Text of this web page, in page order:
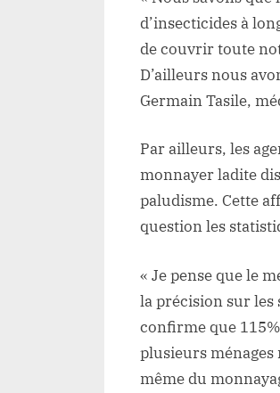
d’insecticides à
de couvrir toute
D’ailleurs nous
Germain Tasile,
Par ailleurs, les
monnayer ladite
paludisme. Cette
question les
« Je pense que le
la précision sur les
confirme que
plusieurs ménages
même du